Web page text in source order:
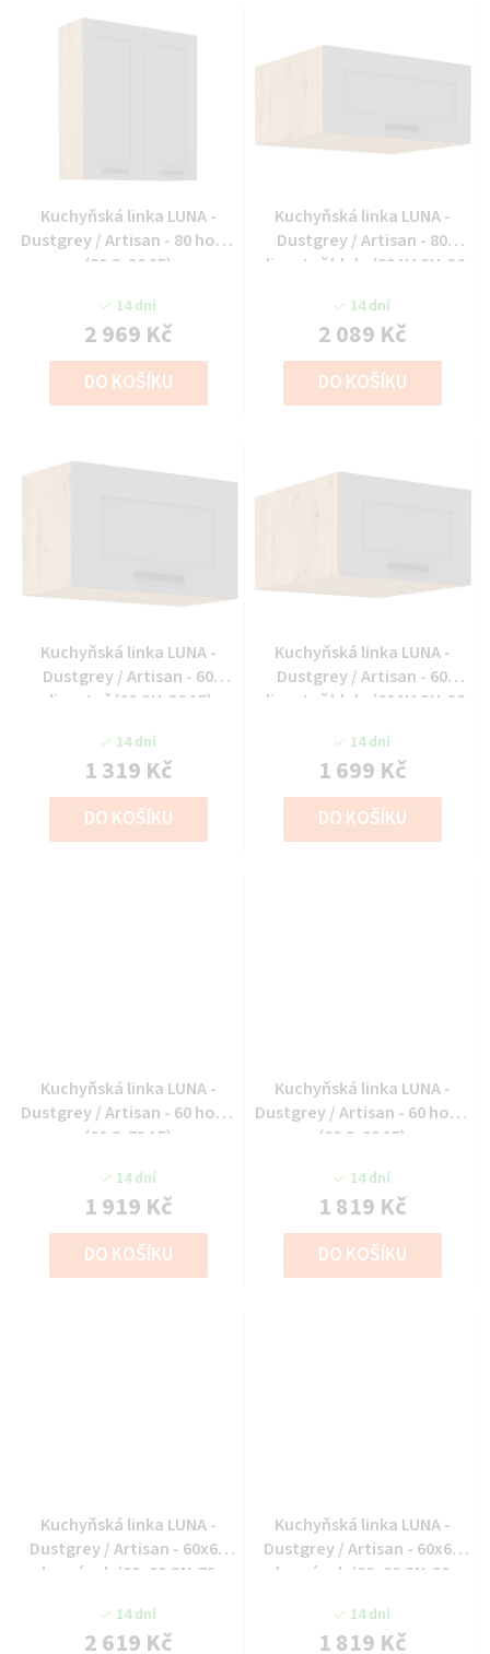
Kuchyňská linka LUNA -
Dustgrey / Artisan - 80 horní
(80 G-90 2F)
14 dní
2 969 Kč
DO KOŠÍKU
Kuchyňská linka LUNA -
Dustgrey / Artisan - 80
digestoř hlub. (80 NAGU-36
14 dní
2 089 Kč
DO KOŠÍKU
Kuchyňská linka LUNA -
Dustgrey / Artisan - 60
digestoř (60 GU-36 1F)
14 dní
1 319 Kč
DO KOŠÍKU
Kuchyňská linka LUNA -
Dustgrey / Artisan - 60
digestoř hlub. (60 NAGU-36
14 dní
1 699 Kč
DO KOŠÍKU
Kuchyňská linka LUNA -
Dustgrey / Artisan - 60 horní
(60 G-72 1F)
14 dní
1 919 Kč
DO KOŠÍKU
Kuchyňská linka LUNA -
Dustgrey / Artisan - 60 horní
(60 G-90 1F)
14 dní
1 819 Kč
DO KOŠÍKU
Kuchyňská linka LUNA -
Dustgrey / Artisan - 60x60
horní roh (60x60 GN-72
14 dní
2 619 Kč
Kuchyňská linka LUNA -
Dustgrey / Artisan - 60x60
horní roh (60x60 GN-90
14 dní
1 819 Kč